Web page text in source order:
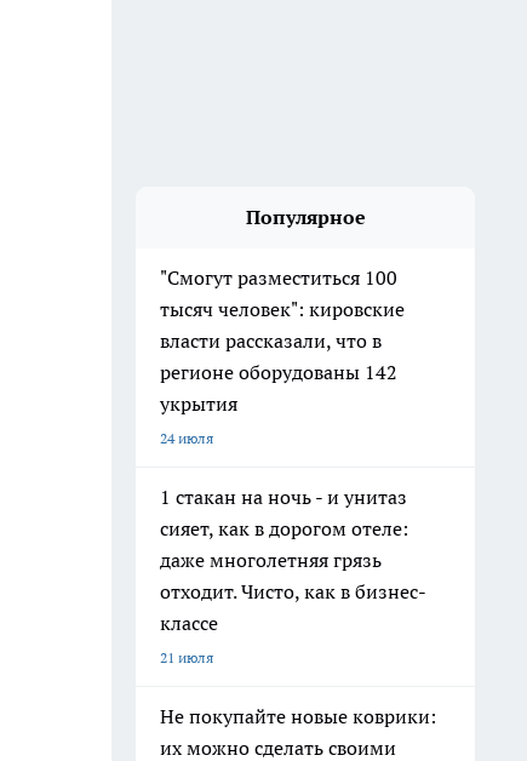
Популярное
"Смогут разместиться 100
тысяч человек": кировские
власти рассказали, что в
регионе оборудованы 142
укрытия
24 июля
1 стакан на ночь - и унитаз
сияет, как в дорогом отеле:
даже многолетняя грязь
отходит. Чисто, как в бизнес-
классе
21 июля
Не покупайте новые коврики:
их можно сделать своими